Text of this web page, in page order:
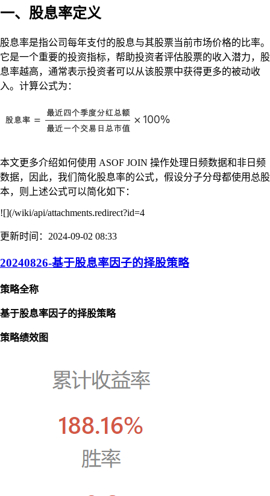
一、股息率定义
股息率是指公司每年支付的股息与其股票当前市场价格的比率。
它是一个重要的投资指标，帮助投资者评估股票的收入潜力，股
息率越高，通常表示投资者可以从该股票中获得更多的被动收
入。计算公式为：
本文更多介绍如何使用 ASOF JOIN 操作处理日频数据和非日频
数据，因此，我们简化股息率的公式，假设分子分母都使用总股
本，则上述公式可以简化如下：
![](/wiki/api/attachments.redirect?id=4
更新时间：2024-09-02 08:33
20240826-基于股息率因子的择股策略
策略全称
基于股息率因子的择股策略
策略绩效图